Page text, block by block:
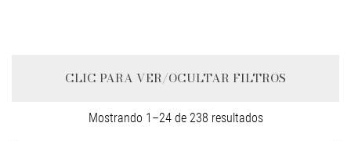
CLIC PARA VER/OCULTAR FILTROS
Mostrando 1–24 de 238 resultadosSorted